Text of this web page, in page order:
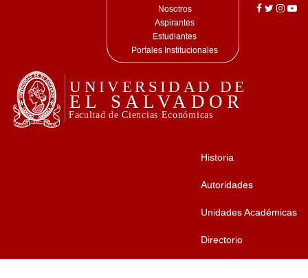
Nosotros
Aspirantes
Estudiantes
Portales Institucionales
Historia
Autoridades
Unidades Académicas
Directorio